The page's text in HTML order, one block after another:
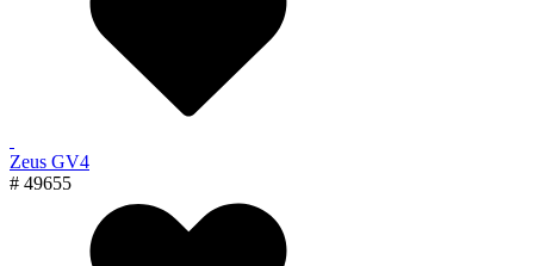
Zeus GV4
# 49655